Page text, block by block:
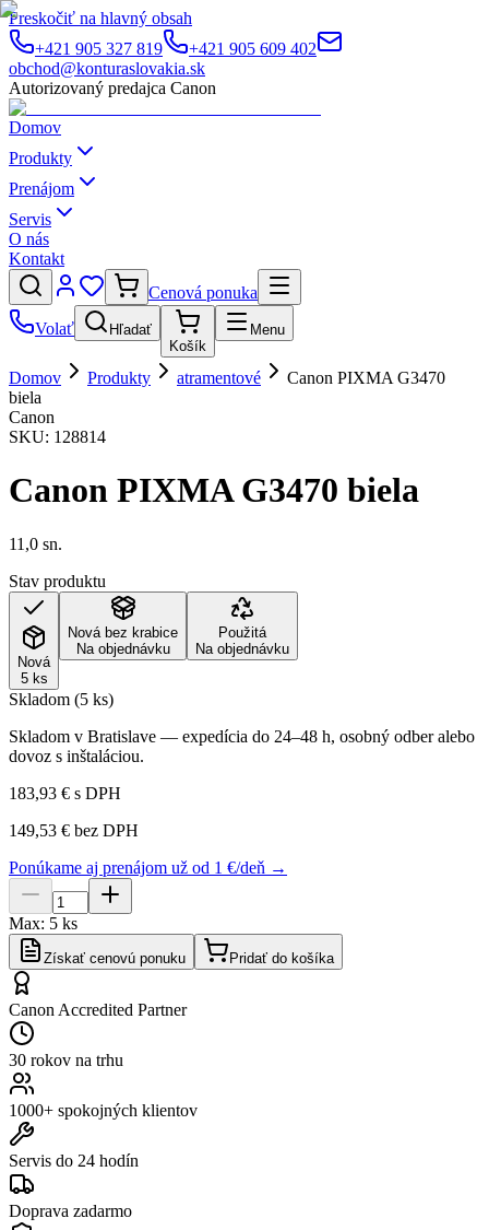
Preskočiť na hlavný obsah
+421 905 327 819
+421 905 609 402
obchod@konturaslovakia.sk
Autorizovaný predajca Canon
Domov
Produkty
Prenájom
Servis
O nás
Kontakt
Cenová ponuka
Volať
Hľadať
Košík
Menu
Domov Produkty atramentové
Canon PIXMA G3470
biela
Canon
SKU: 128814
Canon PIXMA G3470 biela
11,0 sn.
Stav produktu
Nová
5 ks
Nová bez krabice
Na objednávku
Použitá
Na objednávku
Skladom (5 ks)
Skladom v Bratislave — expedícia do 24–48 h, osobný odber alebo
dovoz s inštaláciou.
183,93 € s DPH
149,53 € bez DPH
Ponúkame aj prenájom už od 1 €/deň →
Max: 5 ks
Získať cenovú ponuku Pridať do košíka
Canon Accredited Partner
30 rokov na trhu
1000+ spokojných klientov
Servis do 24 hodín
Doprava zadarmo